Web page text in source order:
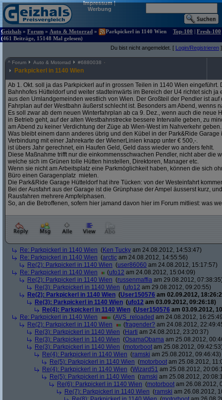
Impressum|
Werbung
Geizhals » Forum » Auto & Motorrad »
Parkpickerl in 1140 Wien
(461 Beiträge, 15148 Mal gelesen)
Top-100 | Fresh-100
Du bist nicht angemeldet. [ Login/Registrieren ]
^ Forum Auto & Motorrad #6880038
Parkpickerl in 1140 Wien
Ab 1. Okt. soll ja das Parkpickerl auf in grossen Teilen in 1140 Wien
Bahnhofes Hütteldorf und weiter stadteinwärts im Bereich der U4 richtet sich
aus den Umlandgemeinden westlich von Wien. Der Großteil der Pendler ist
Fahrplan auf der Westbahn äußerst schlecht ist. Besonders am Abend, wenns
Es soll zwar ab dem neuen Winterfahrplan ab ca 9. Dez., wenn auch die neue
in Betrieb geht, auf der alten Westbahnstrecke bessere Intervalle geben, zu
am Abend zu keiner Verdichtung der Züge ab Wien-West im Nahverkehr geben.
Was bleibt einem dann anderes übrig und den Kübel in der Park&Ride
Verbindung mit einer Jahrekarte der WienerLinien knapp unter € 500,-.
ist übers Jahr gerechnet, ein Haufen Geld, Geld dass wieder wo anders fehlt.
Diese Maßnahme trifft nur die einkommensschwachen Pendler, nicht aber die
welche sich im Grünen tolle Hütten hinstellen, Direktoren, Manager etc.
Wenn sie nicht am Arbeitsplatz eine Parkmöglichkeit haben, können die sich
Büro einen Garagenplatz mieten.
Die Park&Ride Garage Hütteldorf hat ihre Tücken: von der Westeinfahrt
Bei der Ausfahrt aus der Garage ist die Grünphase der Ampel äusserst kurz,
Rausfahren mehrere Ampfelphasen.
So, an die Betroffenen, sofern hier jamand davon hier im Forum mitliest: was
Re: Parkpickerl in 1140 Wien (Ken Tucky am 24.08.2012, 14:53:47)
Re: Parkpickerl in 1140 Wien (arctic am 24.08.2012, 14:55:56)
Re(2): Parkpickerl in 1140 Wien (user86060 am 24.08.2012, 15:17:57)
Re: Parkpickerl in 1140 Wien
(ufo12 am 24.08.2012, 15:04:09)
Re(2): Parkpickerl in 1140 Wien (russenmaffia am 29.08.2012,
Re(3): Parkpickerl in 1140 Wien (ufo12 am 29.08.2012, 09:20:55)
Re(2): Parkpickerl in 1140 Wien (User150576 am 02.09.2012,
Re(3): Parkpickerl in 1140 Wien (ufo12 am 03.09.2012, 09:26:18)
Re(4): Parkpickerl in 1140 Wien (User150576 am 03.09.2012,
Re: Parkpickerl in 1140 Wien
(AVS_reloaded am 24.08.2012,
Re(2): Parkpickerl in 1140 Wien
(fragender? am 24.08.2012,
Re(3): Parkpickerl in 1140 Wien (Harti am 24.08.2012, 23:20:37)
Re(3): Parkpickerl in 1140 Wien (OsamaObama am 25.08.2012,
Re(3): Parkpickerl in 1140 Wien (motorboot am 25.08.2012,
Re(4): Parkpickerl in 1140 Wien (ramski am 25.08.2012, 09:46:43)
Re(5): Parkpickerl in 1140 Wien (motorboot am 25.08.2012,
Re(4): Parkpickerl in 1140 Wien (Wizard51 am 25.08.2012,
Re(5): Parkpickerl in 1140 Wien (ramski am 25.08.2012,
Re(6): Parkpickerl in 1140 Wien (motorboot am 26.08.2012,
Re(7): Parkpickerl in 1140 Wien (ramski am 26.08.2012,